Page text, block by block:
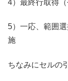
4）最終行取得
5）一応、範囲
施
ちなみにセルの